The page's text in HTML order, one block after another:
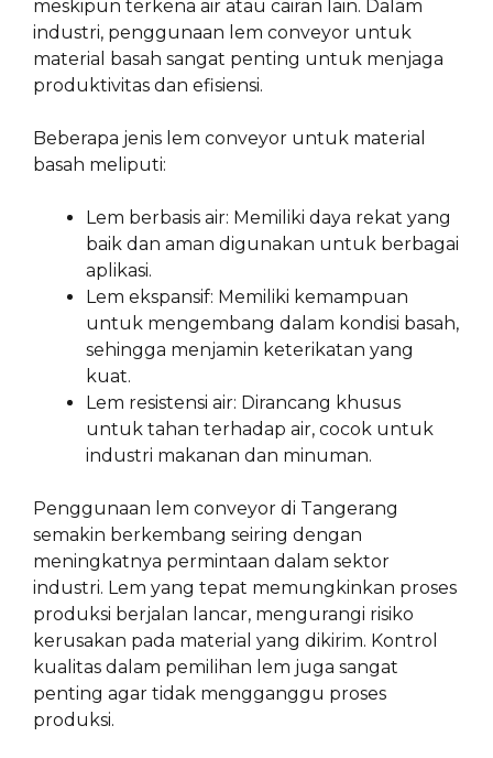
meskipun terkena air atau cairan lain. Dalam
industri, penggunaan lem conveyor untuk
material basah sangat penting untuk menjaga
produktivitas dan efisiensi.
Beberapa jenis lem conveyor untuk material
basah meliputi:
Lem berbasis air: Memiliki daya rekat yang
baik dan aman digunakan untuk berbagai
aplikasi.
Lem ekspansif: Memiliki kemampuan
untuk mengembang dalam kondisi basah,
sehingga menjamin keterikatan yang
kuat.
Lem resistensi air: Dirancang khusus
untuk tahan terhadap air, cocok untuk
industri makanan dan minuman.
Penggunaan lem conveyor di Tangerang
semakin berkembang seiring dengan
meningkatnya permintaan dalam sektor
industri. Lem yang tepat memungkinkan proses
produksi berjalan lancar, mengurangi risiko
kerusakan pada material yang dikirim. Kontrol
kualitas dalam pemilihan lem juga sangat
penting agar tidak mengganggu proses
produksi.